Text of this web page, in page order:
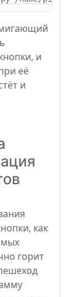
и
её
и
как
горит